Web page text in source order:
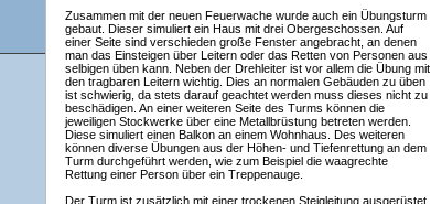
Zusammen mit der neuen Feuerwache wurde auch ein Übungsturm
gebaut. Dieser simuliert ein Haus mit drei Obergeschossen. Auf
einer Seite sind verschieden große Fenster angebracht, an denen
man das Einsteigen über Leitern oder das Retten von Personen aus
selbigen üben kann. Neben der Drehleiter ist vor allem die Übung mit
den tragbaren Leitern wichtig. Dies an normalen Gebäuden zu üben
ist schwierig, da stets darauf geachtet werden muss dieses nicht zu
beschädigen. An einer weiteren Seite des Turms können die
jeweiligen Stockwerke über eine Metallbrüstung betreten werden.
Diese simuliert einen Balkon an einem Wohnhaus. Des weiteren
können diverse Übungen aus der Höhen- und Tiefenrettung an dem
Turm durchgeführt werden, wie zum Beispiel die waagrechte
Rettung einer Person über ein Treppenauge.
Der Turm ist zusätzlich mit einer trockenen Steigleitung ausgerüstet